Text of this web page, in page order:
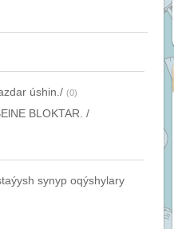
úshin./ (0)
BLOKTAR. /
synyp oqýshylary